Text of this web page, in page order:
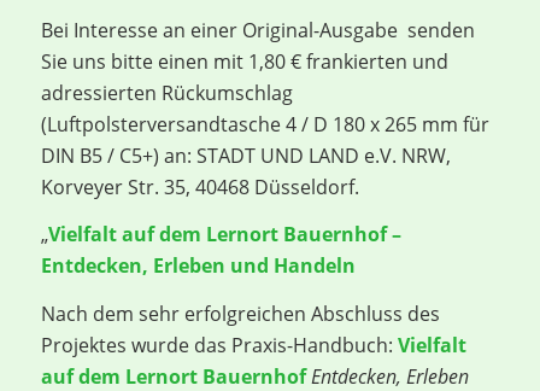
Bei Interesse an einer Original-Ausgabe senden
Sie uns bitte einen mit 1,80 € frankierten und
adressierten Rückumschlag
(Luftpolsterversandtasche 4 / D 180 x 265 mm für
DIN B5 / C5+) an: STADT UND LAND e.V. NRW,
Korveyer Str. 35, 40468 Düsseldorf.
„Vielfalt auf dem Lernort Bauernhof –
Entdecken, Erleben und Handeln
Nach dem sehr erfolgreichen Abschluss des
Projektes wurde das Praxis-Handbuch: Vielfalt
auf dem Lernort Bauernhof Entdecken, Erleben